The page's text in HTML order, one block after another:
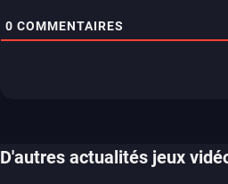
0 COMMENTAIRES
D'autres actualités jeux